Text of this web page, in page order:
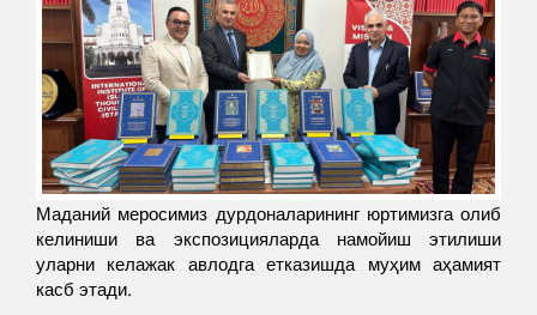
Маданий меросимиз дурдоналарининг юртимизга олиб
келиниши ва экспозицияларда намойиш этилиши
уларни келажак авлодга етказишда муҳим аҳамият
касб этади.